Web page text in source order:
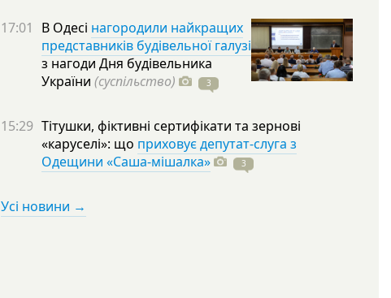
17:01 В Одесі нагородили найкращих
представників будівельної галузі
з нагоди Дня будівельника
України (суспільство) 3
15:29 Тітушки, фіктивні сертифікати та зернові
«каруселі»: що приховує депутат-слуга з
Одещини «Саша-мішалка»
3
Усі новини →